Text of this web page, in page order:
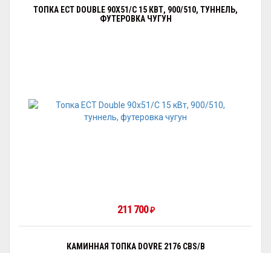
ТОПКА ECT DOUBLE 90X51/C 15 КВТ, 900/510, ТУННЕЛЬ,
ФУТЕРОВКА ЧУГУН
211 700₽
КАМИННАЯ ТОПКА DOVRE 2176 CBS/B